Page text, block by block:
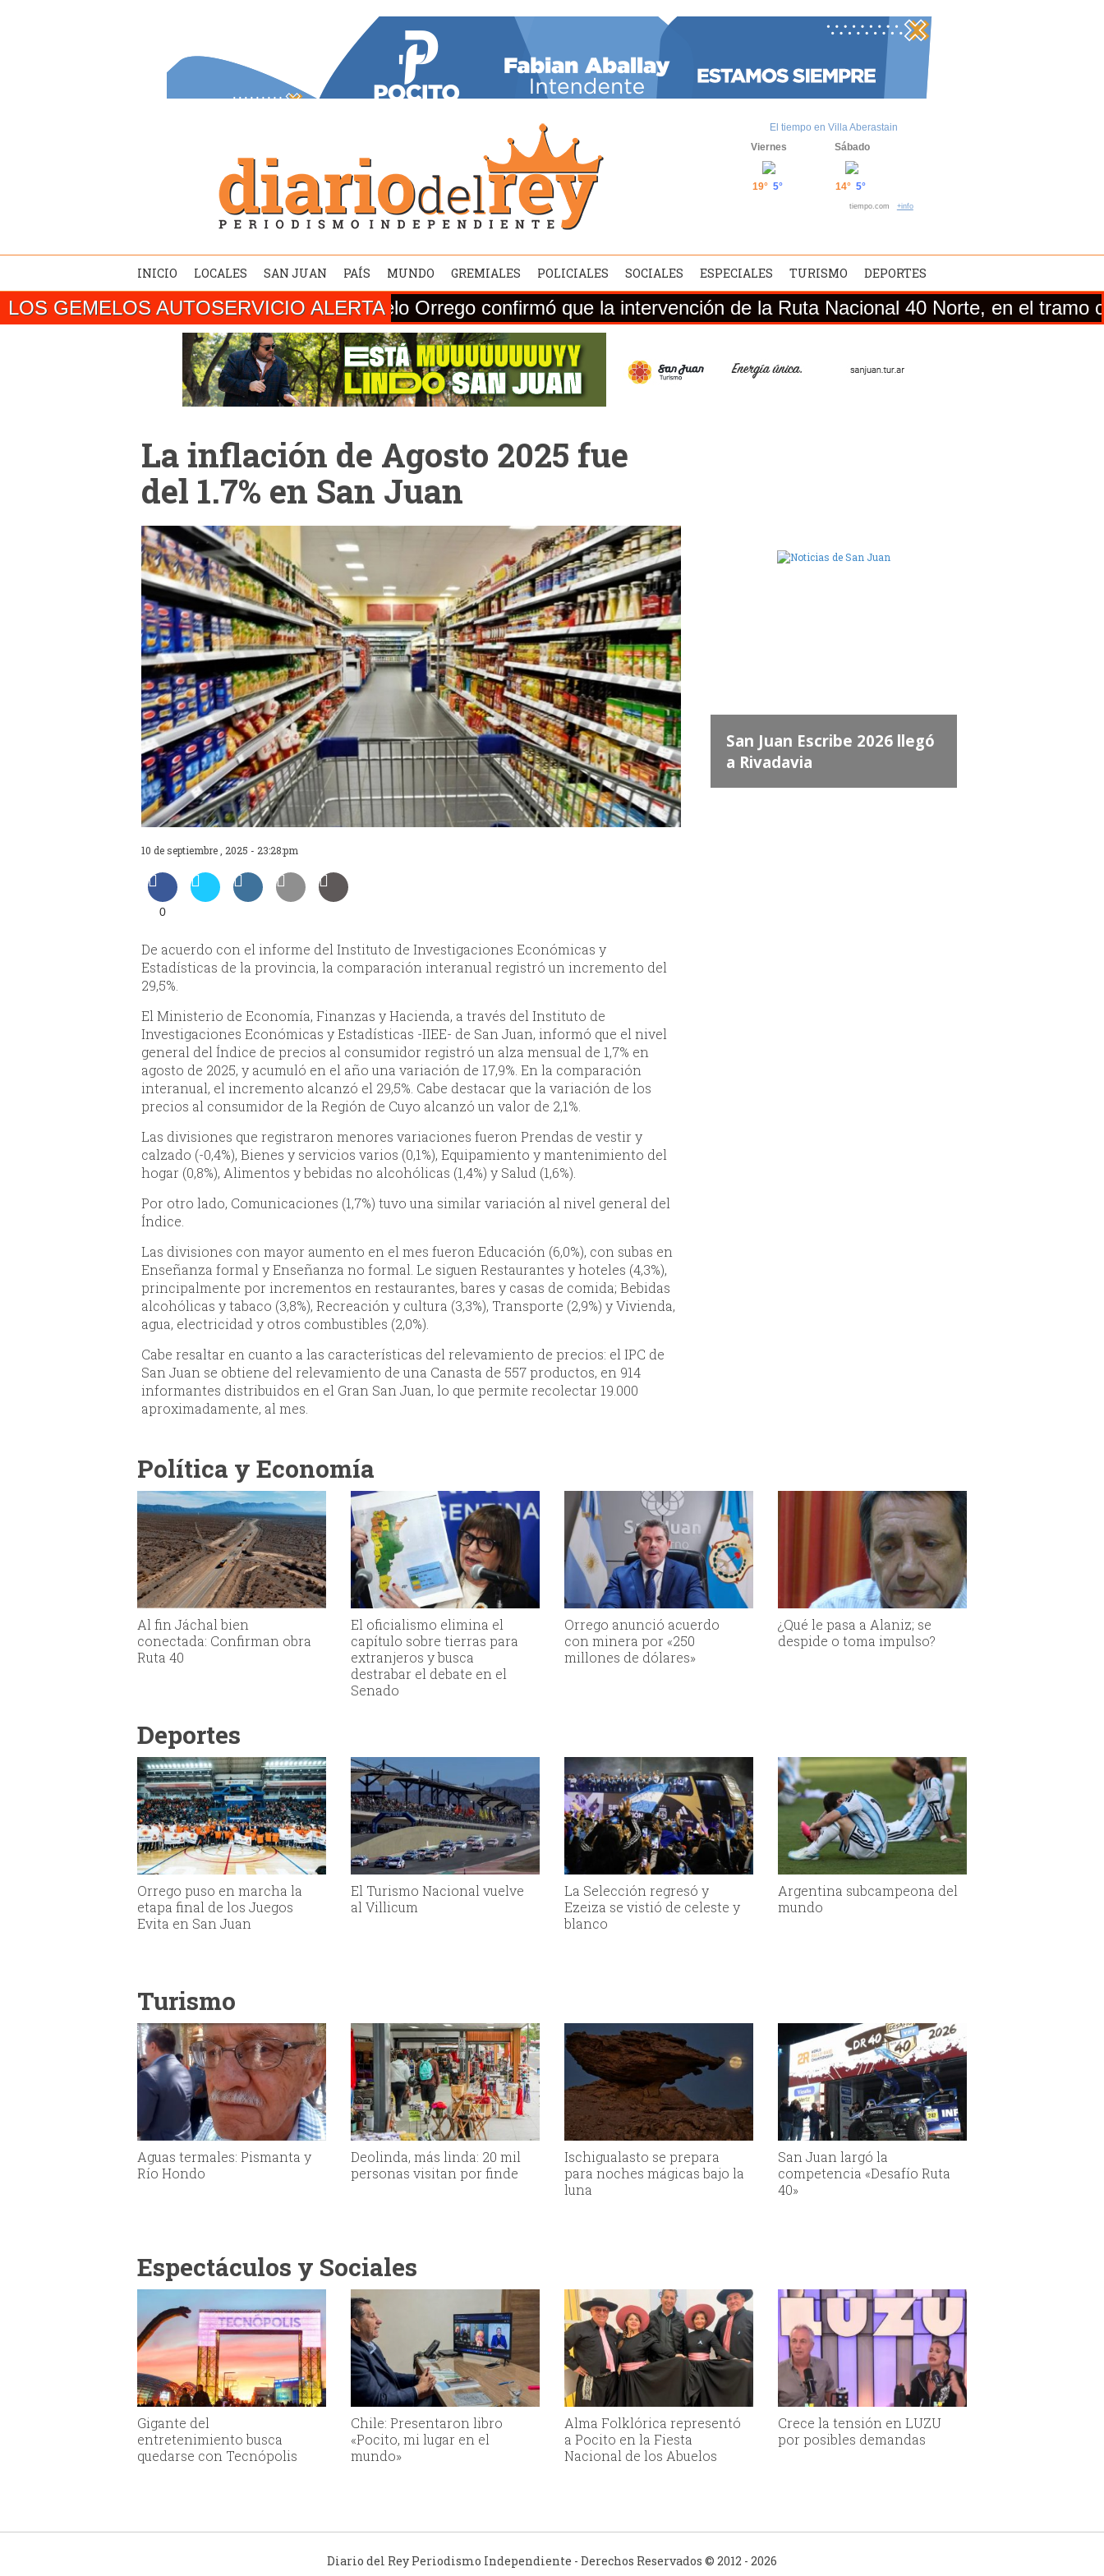
El tiempo en Villa Aberastain
Viernes
19° 5°
Sábado
14° 5°
tiempo.com +info
INICIO LOCALES SAN JUAN PAÍS MUNDO GREMIALES POLICIALES SOCIALES ESPECIALES TURISMO DEPORTES
LOS GEMELOS AUTOSERVICIO ALERTA
SAN JUAN/ El gobernador Marcelo Orrego confirmó que la intervención de la Ruta Nacional 40 Norte, en el tramo
La inflación de Agosto 2025 fue
del 1.7% en San Juan
10 de septiembre , 2025 - 23:28:pm
0
De acuerdo con el informe del Instituto de Investigaciones Económicas y
Estadísticas de la provincia, la comparación interanual registró un incremento del
29,5%.
El Ministerio de Economía, Finanzas y Hacienda, a través del Instituto de
Investigaciones Económicas y Estadísticas -IIEE- de San Juan, informó que el nivel
general del Índice de precios al consumidor registró un alza mensual de 1,7% en
agosto de 2025, y acumuló en el año una variación de 17,9%. En la comparación
interanual, el incremento alcanzó el 29,5%. Cabe destacar que la variación de los
precios al consumidor de la Región de Cuyo alcanzó un valor de 2,1%.
Las divisiones que registraron menores variaciones fueron Prendas de vestir y
calzado (-0,4%), Bienes y servicios varios (0,1%), Equipamiento y mantenimiento del
hogar (0,8%), Alimentos y bebidas no alcohólicas (1,4%) y Salud (1,6%).
Por otro lado, Comunicaciones (1,7%) tuvo una similar variación al nivel general del
Índice.
Las divisiones con mayor aumento en el mes fueron Educación (6,0%), con subas en
Enseñanza formal y Enseñanza no formal. Le siguen Restaurantes y hoteles (4,3%),
principalmente por incrementos en restaurantes, bares y casas de comida; Bebidas
alcohólicas y tabaco (3,8%), Recreación y cultura (3,3%), Transporte (2,9%) y Vivienda,
agua, electricidad y otros combustibles (2,0%).
Cabe resaltar en cuanto a las características del relevamiento de precios: el IPC de
San Juan se obtiene del relevamiento de una Canasta de 557 productos, en 914
informantes distribuidos en el Gran San Juan, lo que permite recolectar 19.000
aproximadamente, al mes.
La Cámara de Diputados
presentó el concurso "San
Juan Escribe" en Santa
Lucía
San Juan Escribe 2026 llegó
a Rivadavia
Política y Economía
Al fin Jáchal bien
conectada: Confirman obra
Ruta 40
El oficialismo elimina el
capítulo sobre tierras para
extranjeros y busca
destrabar el debate en el
Senado
Orrego anunció acuerdo
con minera por «250
millones de dólares»
¿Qué le pasa a Alaniz; se
despide o toma impulso?
Deportes
Orrego puso en marcha la
etapa final de los Juegos
Evita en San Juan
El Turismo Nacional vuelve
al Villicum
La Selección regresó y
Ezeiza se vistió de celeste y
blanco
Argentina subcampeona del
mundo
Turismo
Aguas termales: Pismanta y
Río Hondo
Deolinda, más linda: 20 mil
personas visitan por finde
Ischigualasto se prepara
para noches mágicas bajo la
luna
San Juan largó la
competencia «Desafío Ruta
40»
Espectáculos y Sociales
Gigante del
entretenimiento busca
quedarse con Tecnópolis
Chile: Presentaron libro
«Pocito, mi lugar en el
mundo»
Alma Folklórica representó
a Pocito en la Fiesta
Nacional de los Abuelos
Crece la tensión en LUZU
por posibles demandas
Diario del Rey Periodismo Independiente - Derechos Reservados © 2012 - 2026